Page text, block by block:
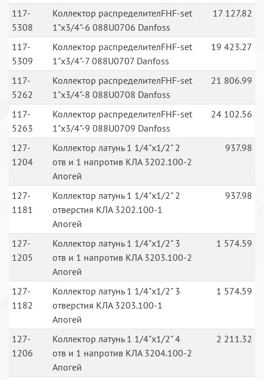
117-
5308
Коллектор распределителFHF-set
1"x3/4"-6 088U0706 Danfoss
17 127.82
117-
5309
Коллектор распределителFHF-set
1"x3/4"-7 088U0707 Danfoss
19 423.27
117-
5262
Коллектор распределителFHF-set
1"x3/4"-8 088U0708 Danfoss
21 806.99
117-
5263
Коллектор распределителFHF-set
1"x3/4"-9 088U0709 Danfoss
24 102.56
127-
1204
Коллектор латунь 1 1/4"х1/2" 2
отв и 1 напротив КЛА 3202.100-2
Апогей
937.98
127-
1181
Коллектор латунь 1 1/4"х1/2" 2
отверстия КЛА 3202.100-1
Апогей
937.98
127-
1205
Коллектор латунь 1 1/4"х1/2" 3
отв и 1 напротив КЛА 3203.100-2
Апогей
1 574.59
127-
1182
Коллектор латунь 1 1/4"х1/2" 3
отверстия КЛА 3203.100-1
Апогей
1 574.59
127-
1206
Коллектор латунь 1 1/4"х1/2" 4
отв и 1 напротив КЛА 3204.100-2
Апогей
2 211.32